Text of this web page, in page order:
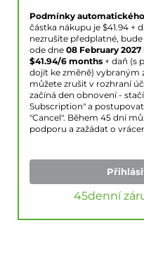
Podmínky
částka nákupu je $41.94 +
nezrušíte předplatné,
ode dne 08 February 2027
$41.94/6 months + daň (s
dojít ke změně) vybraným
můžete zrušit v rozhraní
začíná den obnovení -
Subscription" a
"Cancel". Během 45 dní
podporu a zažádat o
45denní